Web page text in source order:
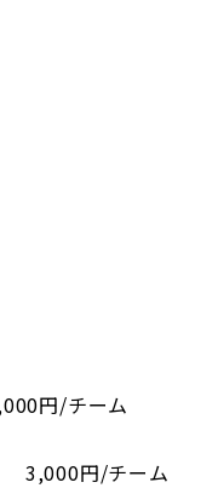
円/チーム
3,000円/チーム